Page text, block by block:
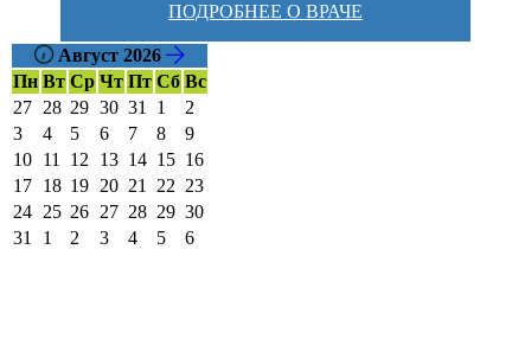
ПОДРОБНЕЕ О ВРАЧЕ
Август 2026
Пн Вт Ср Чт Пт Сб Вс
27 28 29 30 31 1
2
3
4 5 6 7 8
9
10 11 12 13 14 15 16
17 18 19 20 21 22 23
24 25 26 27 28 29 30
31
1 2 3 4 5 6